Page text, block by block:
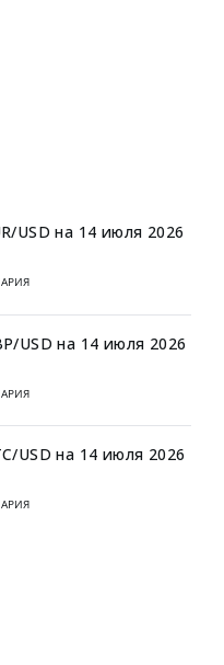
USD на 14 июля 2026
USD на 14 июля 2026
USD на 14 июля 2026